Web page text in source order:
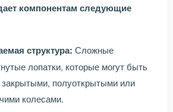
компонентам следующие
структура: Сложные
лопатки, которые могут быть
полуоткрытыми или
колесами.